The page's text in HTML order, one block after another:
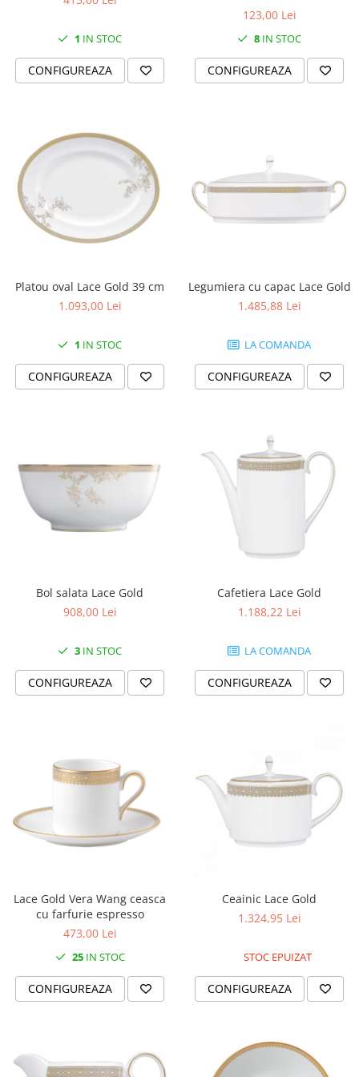
CELESTIAL PLATINUM
CORNUCOPIA
INTAGLIO
ANTHEMION BLUE
BUTTERFLY BLOOM
OLD COUNTRY ROSES
PASHMINA
SIGNET PLATINUM
CELESTIAL GOLD
CHINOISERIE WHITE
JASPER CONRAN WHITE
WONDERLUST
MORRIS&AMP;CO
KINGSLEY
MEDICEA
CELESTIAL
PATCHWORK WILLOW
FLORENTINE TURQUOISE
ANTHEMION GREY
JARDIN
FLOWER FESTIVAL RED
LOVE BIRDS
CHIQUE VERDE
CHIQUE ROZ
CHIQUE STRIPES VERDE
Royal White
CHIQUE STRIPES GALBEN
CHIQUE GALBEN
1 IN STOC
CONFIGUREAZA
123,00 Lei
8 IN STOC
CONFIGUREAZA
Platou oval Lace Gold 39 cm
1.093,00 Lei
1 IN STOC
CONFIGUREAZA
Legumiera cu capac Lace Gold
1.485,88 Lei
LA COMANDA
CONFIGUREAZA
Bol salata Lace Gold
908,00 Lei
3 IN STOC
CONFIGUREAZA
Cafetiera Lace Gold
1.188,22 Lei
LA COMANDA
CONFIGUREAZA
Lace Gold Vera Wang ceasca
cu farfurie espresso
473,00 Lei
25IN STOC
CONFIGUREAZA
Ceainic Lace Gold
1.324,95 Lei
STOC EPUIZAT
CONFIGUREAZA